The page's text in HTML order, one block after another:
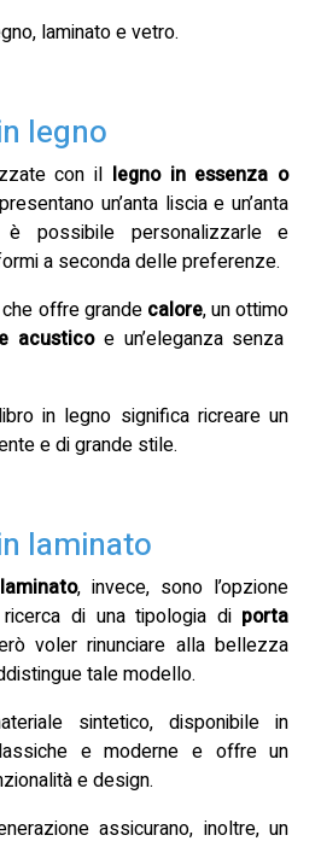
laminato e vetro.
legno
con il legno in essenza o
un’anta liscia e un’anta
possibile personalizzarle e
a seconda delle preferenze.
offre grande calore, un ottimo
acustico e un’eleganza senza
in legno significa ricreare un
e di grande stile.
laminato
, invece, sono l’opzione
di una tipologia di porta
voler rinunciare alla bellezza
tale modello.
sintetico, disponibile in
e moderne e offre un
e design.
assicurano, inoltre, un